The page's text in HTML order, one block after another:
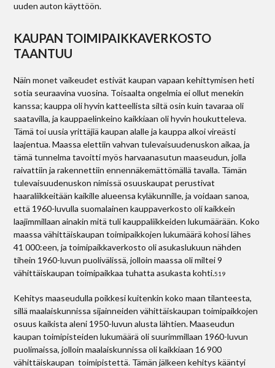
uuden auton käyttöön.
KAUPAN TOIMIPAIKKAVERKOSTO
TAANTUU
Näin monet vaikeudet estivät kaupan vapaan kehittymisen heti
sotia seuraavina vuosina. Toisaalta ongelmia ei ollut menekin
kanssa; kauppa oli hyvin katteellista siltä osin kuin tavaraa oli
saatavilla, ja kauppaelinkeino kaikkiaan oli hyvin houkutteleva.
Tämä toi uusia yrittäjiä kaupan alalle ja kauppa alkoi vireästi
laajentua. Maassa elettiin vahvan tulevaisuudenuskon aikaa, ja
tämä tunnelma tavoitti myös harvaanasutun maaseudun, jolla
raivattiin ja rakennettiin ennennäkemättömällä tavalla. Tämän
tulevaisuudenuskon nimissä osuuskaupat perustivat
haaraliikkeitään kaikille alueensa kyläkunnille, ja voidaan sanoa,
että 1960-luvulla suomalainen kauppaverkosto oli kaikkein
laajimmillaan ainakin mitä tuli kauppaliikkeiden lukumäärään. Koko
maassa vähittäiskaupan toimipaikkojen lukumäärä kohosi lähes
41 000:een, ja toimipaikkaverkosto oli asukaslukuun nähden
tihein 1960-luvun puolivälissä, jolloin maassa oli miltei 9
vähittäiskaupan toimipaikkaa tuhatta asukasta kohti.519
Kehitys maaseudulla poikkesi kuitenkin koko maan tilanteesta,
sillä maalaiskunnissa sijainneiden vähittäiskaupan toimipaikkojen
osuus kaikista aleni 1950-luvun alusta lähtien. Maaseudun
kaupan toimipisteiden lukumäärä oli suurimmillaan 1960-luvun
puolimaissa, jolloin maalaiskunnissa oli kaikkiaan 16 900
vähittäiskaupan toimipistettä. Tämän jälkeen kehitys kääntyi